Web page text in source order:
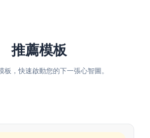
推薦模板
板，快速啟動您的下一張心智圖。